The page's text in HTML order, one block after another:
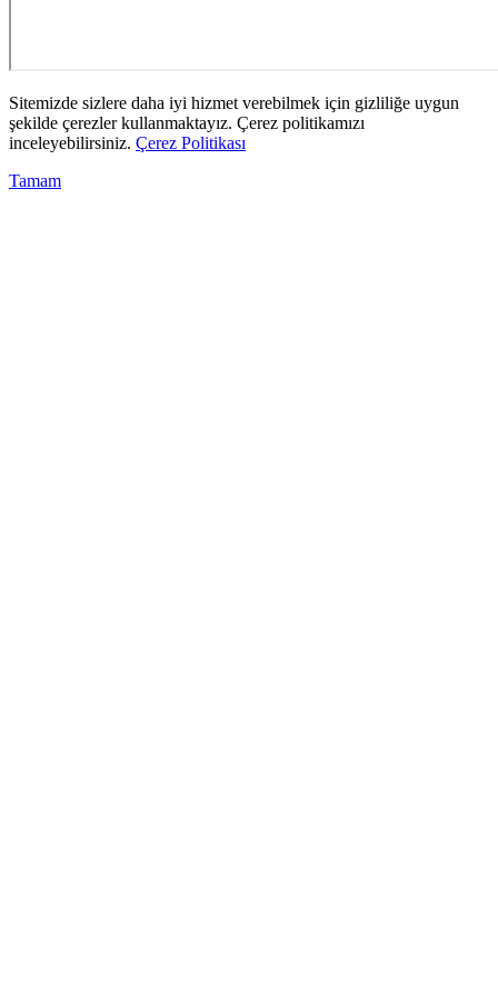
Sitemizde sizlere daha iyi hizmet verebilmek için gizliliğe uygun
şekilde çerezler kullanmaktayız. Çerez politikamızı
inceleyebilirsiniz. Çerez Politikası
Tamam